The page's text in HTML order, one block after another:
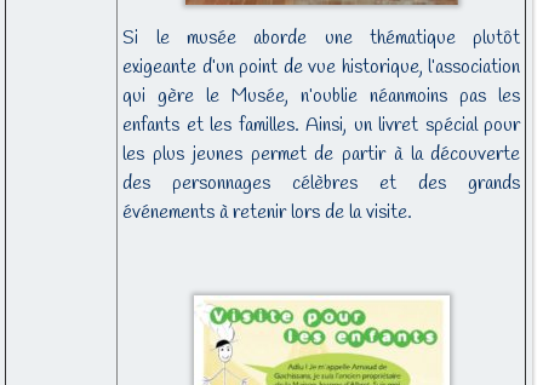
Si le musée aborde une thématique plutôt
exigeante d’un point de vue historique, l’association
qui gère le Musée, n’oublie néanmoins pas les
enfants et les familles. Ainsi, un livret spécial pour
les plus jeunes permet de partir à la découverte
des personnages célèbres et des grands
événements à retenir lors de la visite.